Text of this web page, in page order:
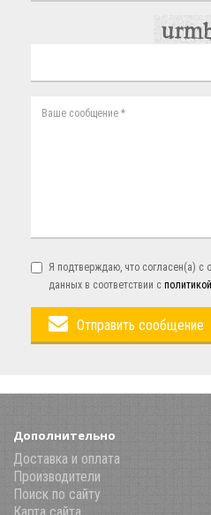
Я подтверждаю, что согласен(а) с
данных в соответствии с
Отправить сообщение
Дополнительно
Доставка и оплата
Производители
Поиск по сайту
Карта сайта